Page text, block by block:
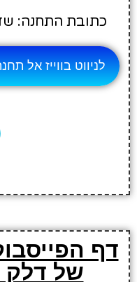
כתובת התחנה:
לניווט בווייז אל
דף
של דלק